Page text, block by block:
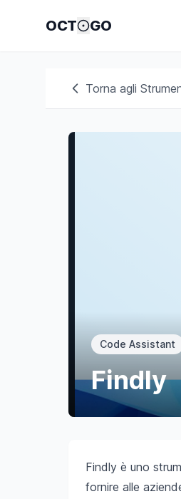
OCT GO
Torna agli
Code Assistant
Findly
Findly è uno
fornire alle